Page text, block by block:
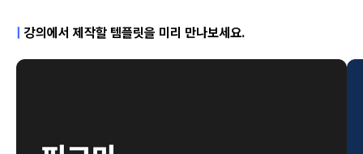
강의에서 제작할 템플릿을 미리 만나보세요.